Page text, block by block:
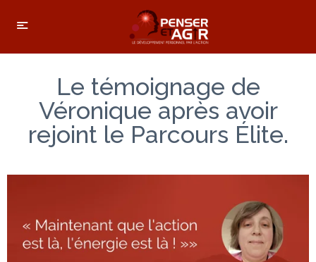
Le témoignage de
Véronique après avoir
rejoint le Parcours Élite.